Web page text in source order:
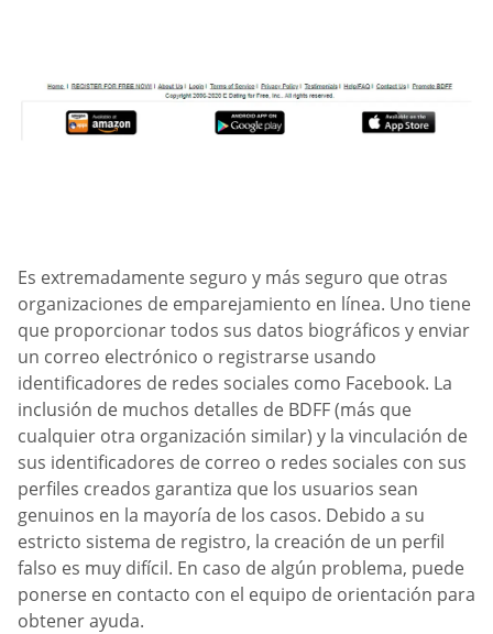
Es extremadamente seguro y más seguro que otras
organizaciones de emparejamiento en línea. Uno tiene
que proporcionar todos sus datos biográficos y enviar
un correo electrónico o registrarse usando
identificadores de redes sociales como Facebook. La
inclusión de muchos detalles de BDFF (más que
cualquier otra organización similar) y la vinculación de
sus identificadores de correo o redes sociales con sus
perfiles creados garantiza que los usuarios sean
genuinos en la mayoría de los casos. Debido a su
estricto sistema de registro, la creación de un perfil
falso es muy difícil. En caso de algún problema, puede
ponerse en contacto con el equipo de orientación para
obtener ayuda.